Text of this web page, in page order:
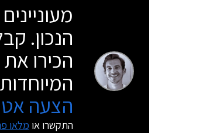
הנכון.
הכירו
הצעה
התקשרו או מלאו